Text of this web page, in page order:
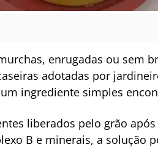
enrugadas ou sem
adotadas por
ingrediente simples
liberados pelo grão
B e minerais, a solução